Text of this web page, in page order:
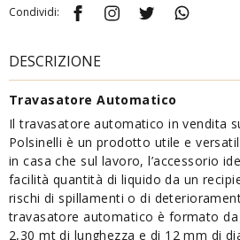
Condividi:
DESCRIZIONE
Travasatore Automatico
Il travasatore automatico in vendita
Polsinelli è un prodotto utile e
in casa che sul lavoro, l’accessorio
facilità quantità di liquido da un
rischi di spillamenti o di
travasatore automatico è formato
2,30 mt di lunghezza e di 12 mm di